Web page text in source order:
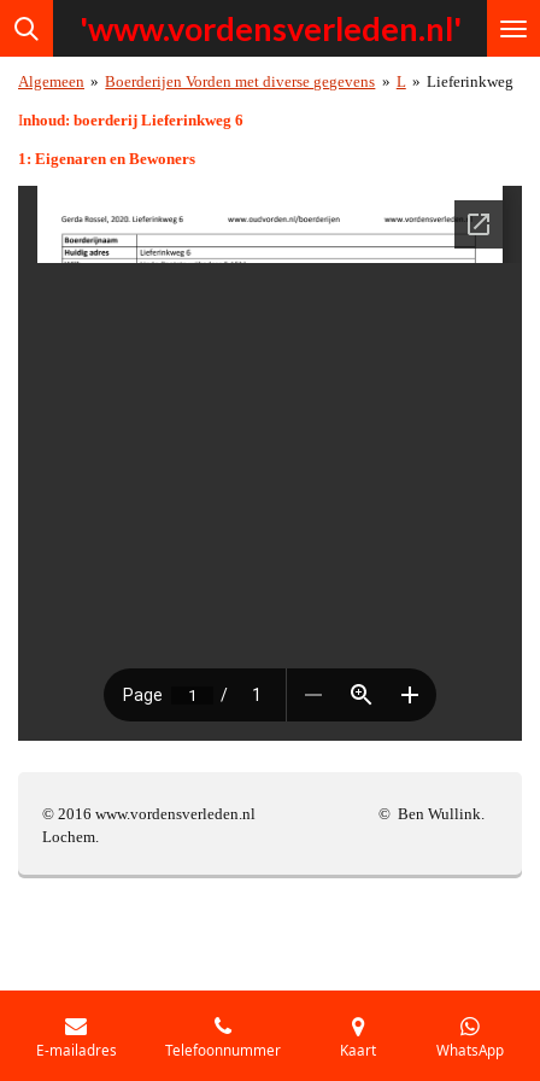
Ga
direct
de
hoofdinhoud
'www.vordensverleden.nl'
Algemeen » Boerderijen Vorden met diverse gegevens » L » Lieferinkweg
Inhoud: boerderij Lieferinkweg 6
1: Eigenaren en Bewoners
© 2016 www.vordensverleden.nl © Ben Wullink.
Lochem.
E-mailadres Telefoonnummer Kaart WhatsApp